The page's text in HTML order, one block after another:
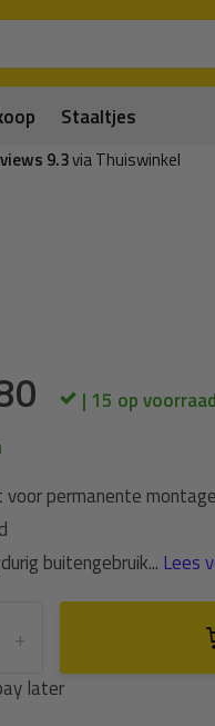
Staaltjes
9.3via Thuiswinkel
| 15 op
permanente montage
buitengebruik... Lees
+
later